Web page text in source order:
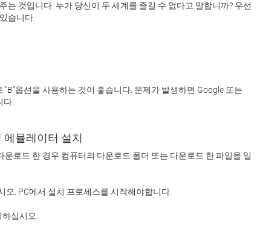
는 것입니다. 누가 당신이 두 세계를 즐길 수 없다고 말합니까? 우선
다.
에뮬레이터 설치
로드 한 경우 컴퓨터의 다운로드 폴더 또는 다운로드 한 파일을 일